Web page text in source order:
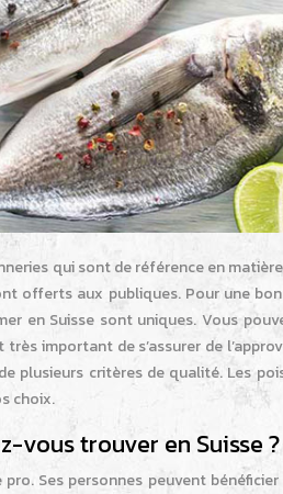
qui sont de référence en
offerts aux publiques. Pour une
en Suisse sont uniques. Vous
important de s’assurer de
plusieurs critères de qualité. Les
choix.
vous trouver en Suisse ?
Ses personnes peuvent